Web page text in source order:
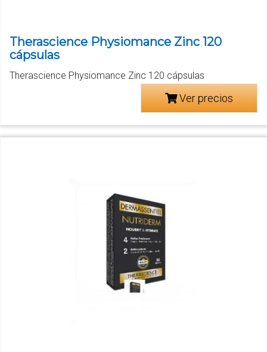
Therascience Physiomance Zinc 120
cápsulas
Therascience Physiomance Zinc 120 cápsulas
Ver precios